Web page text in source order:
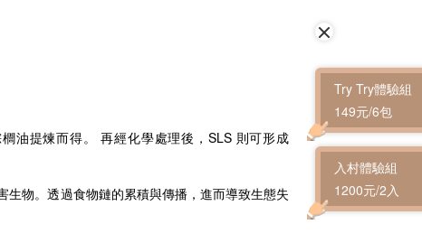
Try Try體驗組
149元/6包
入村體驗組
1200元/2入
油提煉而得。 再經化學處理後，SLS 則可形成
物。透過食物鏈的累積與傳播，進而導致生態失